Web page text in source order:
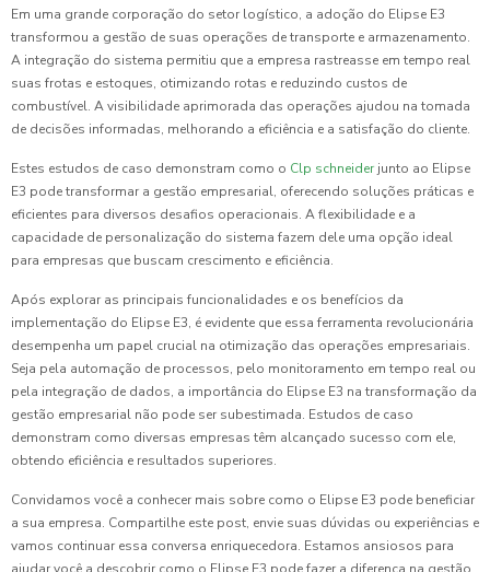
Em uma grande corporação do setor logístico, a adoção do Elipse E3
transformou a gestão de suas operações de transporte e armazenamento.
A integração do sistema permitiu que a empresa rastreasse em tempo real
suas frotas e estoques, otimizando rotas e reduzindo custos de
combustível. A visibilidade aprimorada das operações ajudou na tomada
de decisões informadas, melhorando a eficiência e a satisfação do cliente.
Estes estudos de caso demonstram como o Clp schneider junto ao Elipse
E3 pode transformar a gestão empresarial, oferecendo soluções práticas e
eficientes para diversos desafios operacionais. A flexibilidade e a
capacidade de personalização do sistema fazem dele uma opção ideal
para empresas que buscam crescimento e eficiência.
Após explorar as principais funcionalidades e os benefícios da
implementação do Elipse E3, é evidente que essa ferramenta revolucionária
desempenha um papel crucial na otimização das operações empresariais.
Seja pela automação de processos, pelo monitoramento em tempo real ou
pela integração de dados, a importância do Elipse E3 na transformação da
gestão empresarial não pode ser subestimada. Estudos de caso
demonstram como diversas empresas têm alcançado sucesso com ele,
obtendo eficiência e resultados superiores.
Convidamos você a conhecer mais sobre como o Elipse E3 pode beneficiar
a sua empresa. Compartilhe este post, envie suas dúvidas ou experiências e
vamos continuar essa conversa enriquecedora. Estamos ansiosos para